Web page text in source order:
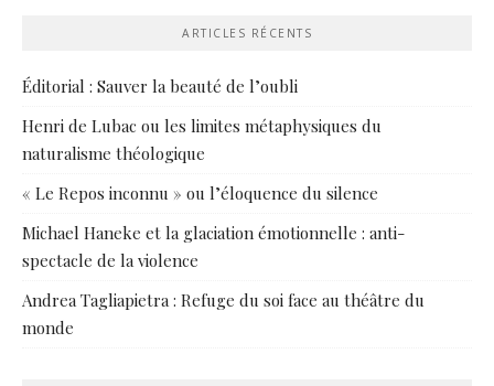
ARTICLES RÉCENTS
Éditorial : Sauver la beauté de l’oubli
Henri de Lubac ou les limites métaphysiques du
naturalisme théologique
« Le Repos inconnu » ou l’éloquence du silence
Michael Haneke et la glaciation émotionnelle : anti-
spectacle de la violence
Andrea Tagliapietra : Refuge du soi face au théâtre du
monde